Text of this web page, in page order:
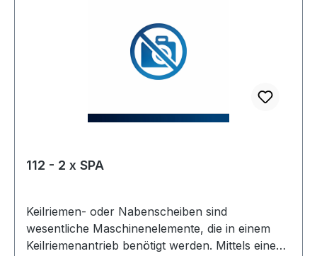
Grauguss Norm: DIN 2211
112 - 2 x SPA
Keilriemen- oder Nabenscheiben sind
wesentliche Maschinenelemente, die in einem
Keilriemenantrieb benötigt werden. Mittels eines